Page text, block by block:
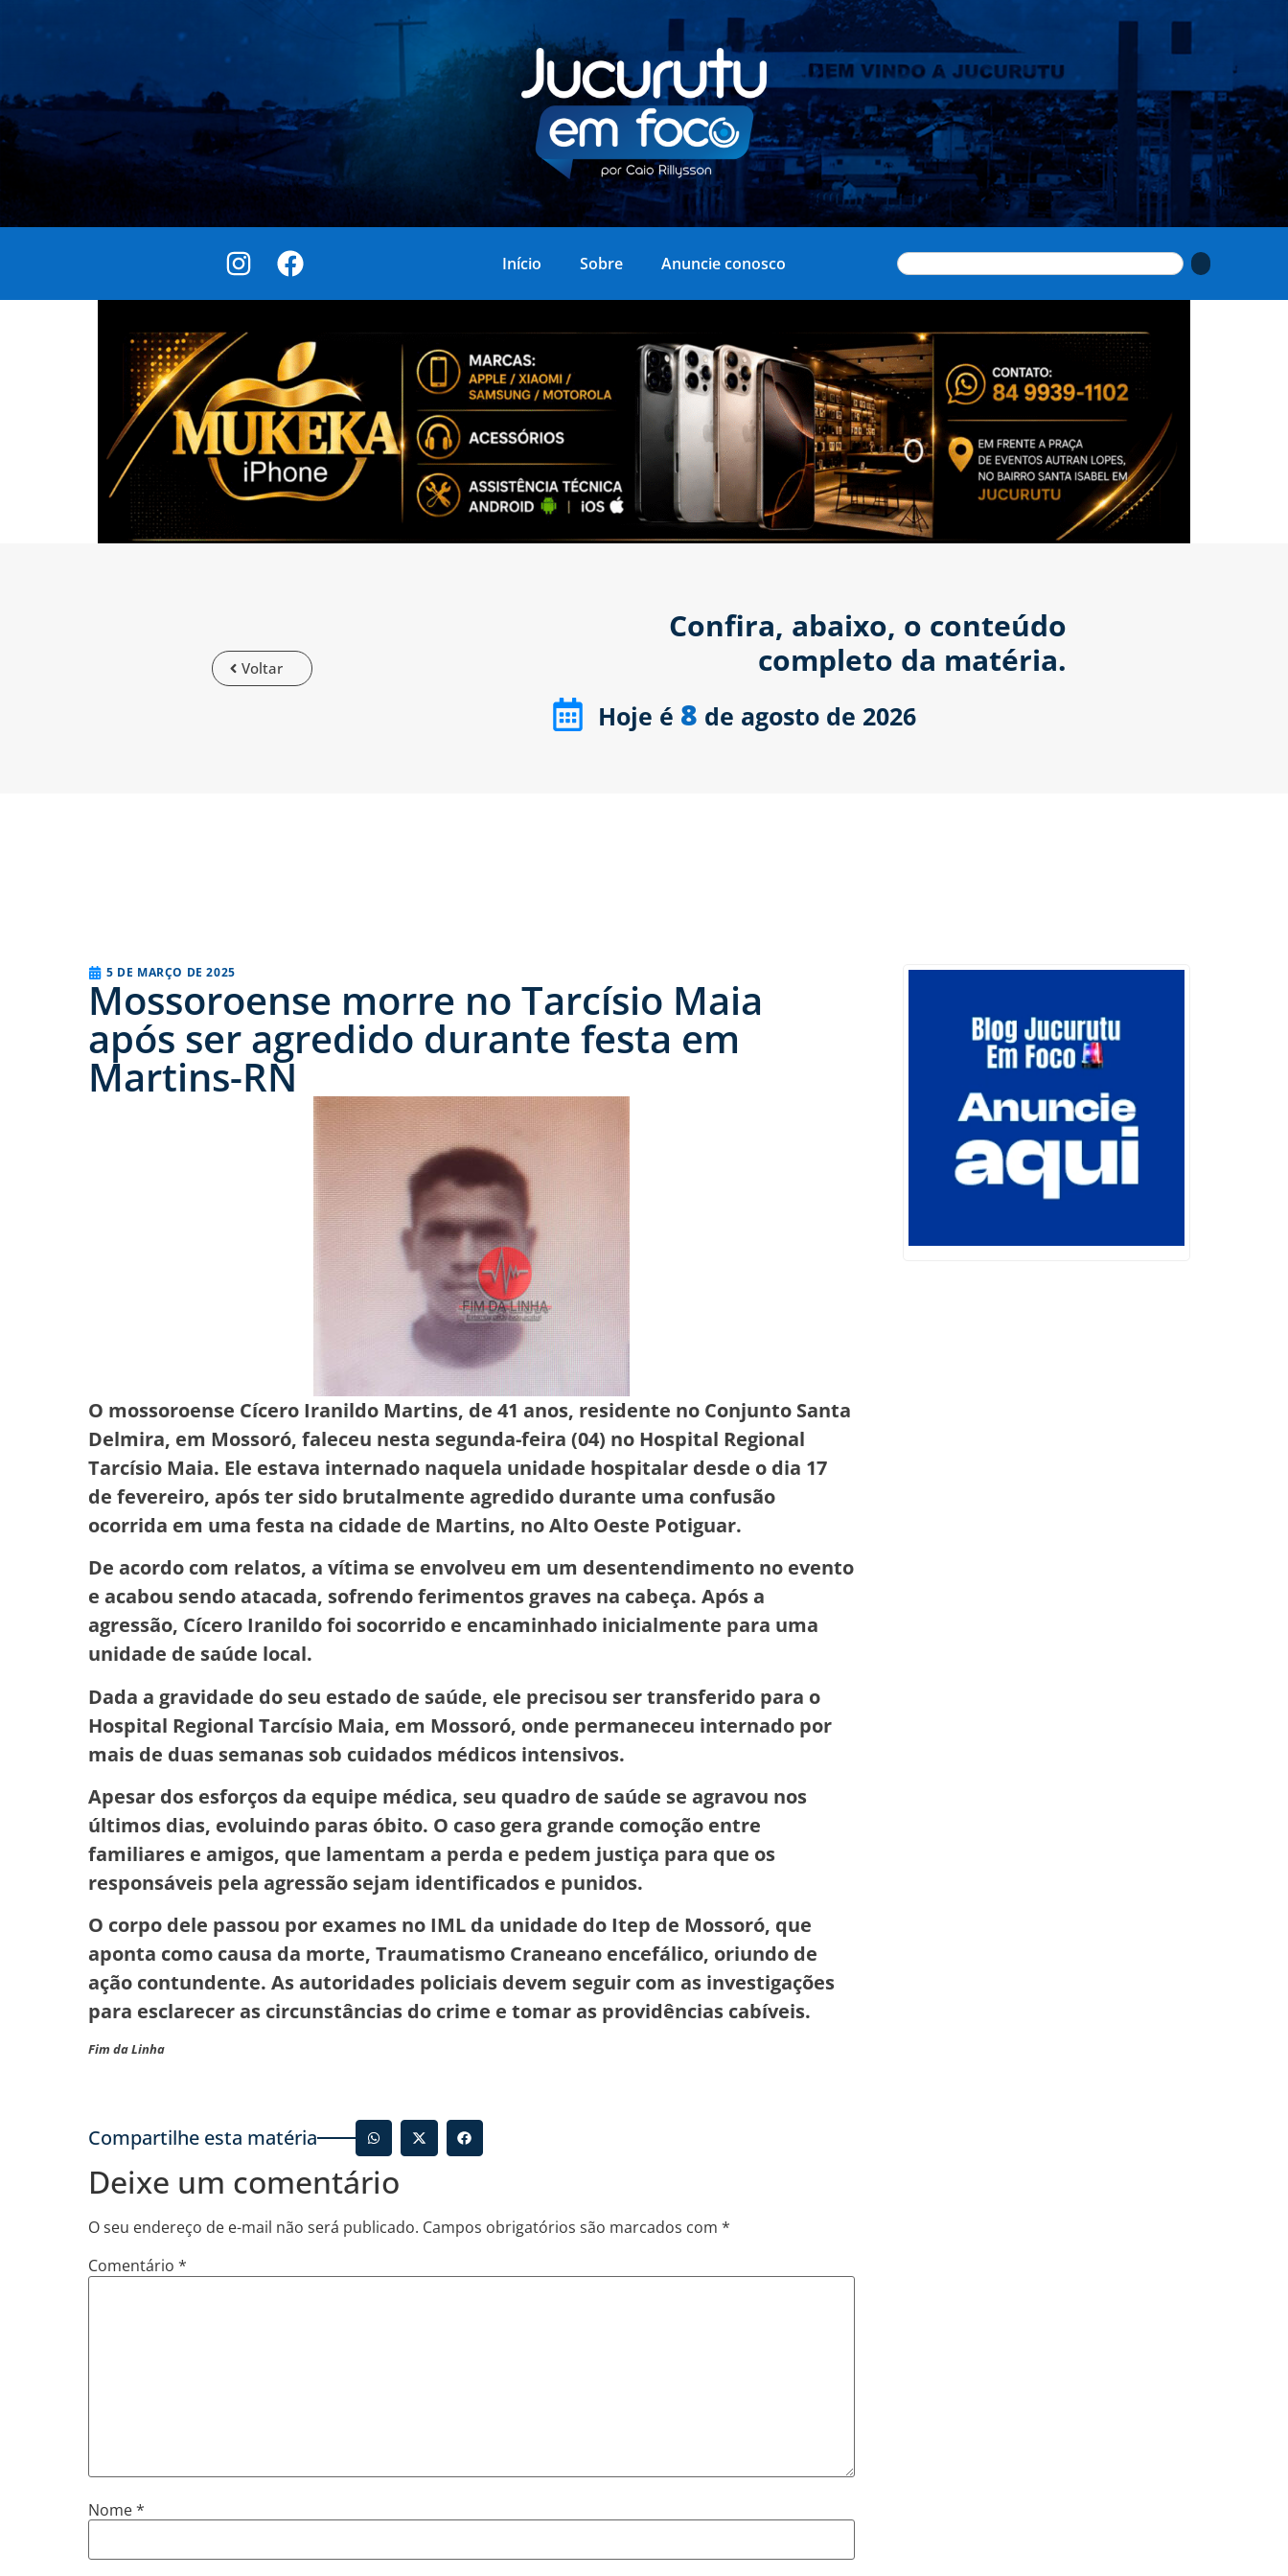
Início Sobre Anuncie conosco
Voltar
Confira, abaixo, o conteúdo
completo da matéria.
Hoje é 8 de agosto de 2026
5 DE MARÇO DE 2025
Mossoroense morre no Tarcísio Maia
após ser agredido durante festa em
Martins-RN
O mossoroense Cícero Iranildo Martins, de 41 anos, residente no Conjunto Santa
Delmira, em Mossoró, faleceu nesta segunda-feira (04) no Hospital Regional
Tarcísio Maia. Ele estava internado naquela unidade hospitalar desde o dia 17
de fevereiro, após ter sido brutalmente agredido durante uma confusão
ocorrida em uma festa na cidade de Martins, no Alto Oeste Potiguar.
De acordo com relatos, a vítima se envolveu em um desentendimento no evento
e acabou sendo atacada, sofrendo ferimentos graves na cabeça. Após a
agressão, Cícero Iranildo foi socorrido e encaminhado inicialmente para uma
unidade de saúde local.
Dada a gravidade do seu estado de saúde, ele precisou ser transferido para o
Hospital Regional Tarcísio Maia, em Mossoró, onde permaneceu internado por
mais de duas semanas sob cuidados médicos intensivos.
Apesar dos esforços da equipe médica, seu quadro de saúde se agravou nos
últimos dias, evoluindo paras óbito. O caso gera grande comoção entre
familiares e amigos, que lamentam a perda e pedem justiça para que os
responsáveis pela agressão sejam identificados e punidos.
O corpo dele passou por exames no IML da unidade do Itep de Mossoró, que
aponta como causa da morte, Traumatismo Craneano encefálico, oriundo de
ação contundente. As autoridades policiais devem seguir com as investigações
para esclarecer as circunstâncias do crime e tomar as providências cabíveis.
Fim da Linha
Compartilhe esta matéria
Deixe um comentário
O seu endereço de e-mail não será publicado. Campos obrigatórios são marcados com *
Comentário *
Nome*